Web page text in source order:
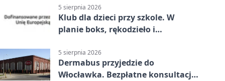
5 sierpnia 2026
Klub dla dzieci przy szkole. W
planie boks, rękodzieło i
5 sierpnia 2026
Dermabus przyjedzie do
Włocławka. Bezpłatne konsultacje